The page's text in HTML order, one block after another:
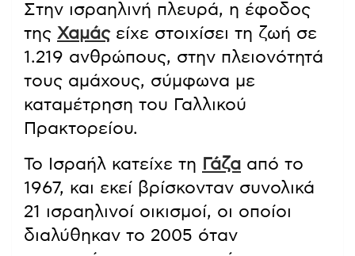
Στην ισραηλινή πλευρά, η έφοδος
της Χαμάςείχε στοιχίσει τη ζωή σε
1.219 ανθρώπους, στην πλειονότητά
τους αμάχους, σύμφωνα με
καταμέτρηση του Γαλλικού
Πρακτορείου.
Το Ισραήλ κατείχε τη Γάζα από το
1967, και εκεί βρίσκονταν συνολικά
21 ισραηλινοί οικισμοί, οι οποίοι
διαλύθηκαν το 2005 όταν